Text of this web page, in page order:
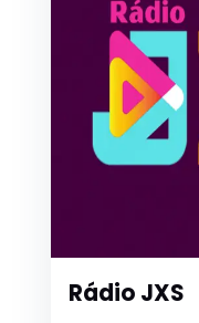
Rádio JXS